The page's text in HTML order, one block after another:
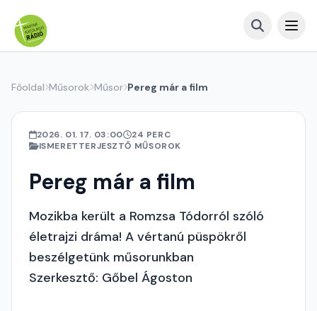
Főoldal Műsorok Műsor Pereg már a film
2026. 01. 17. 03:00
24 PERC
ISMERETTERJESZTŐ MŰSOROK
Pereg már a film
Mozikba került a Romzsa Tódorról szóló
életrajzi dráma! A vértanú püspökről
beszélgetünk műsorunkban
Szerkesztő: Gőbel Ágoston